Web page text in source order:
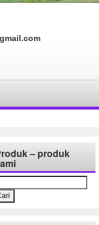
– produk